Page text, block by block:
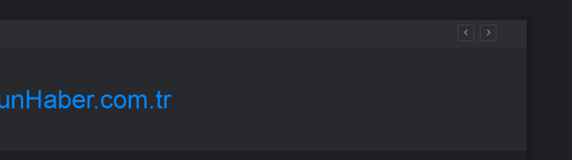
çağrısı 500 kişilik topluluğa dönüştü